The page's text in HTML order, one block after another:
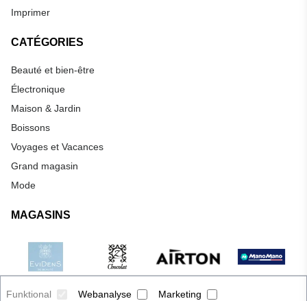
Funktional Webanalyse Marketing
Imprimer
CATÉGORIES
Beauté et bien-être
Électronique
Maison & Jardin
Boissons
Voyages et Vacances
Grand magasin
Mode
MAGASINS